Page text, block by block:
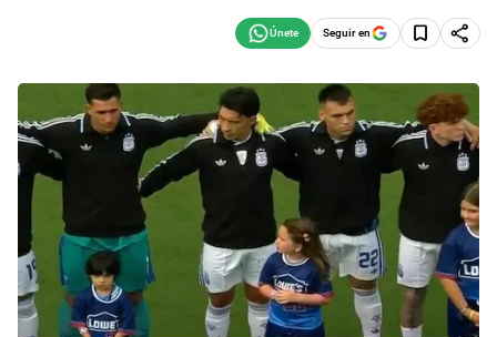
Seguir en